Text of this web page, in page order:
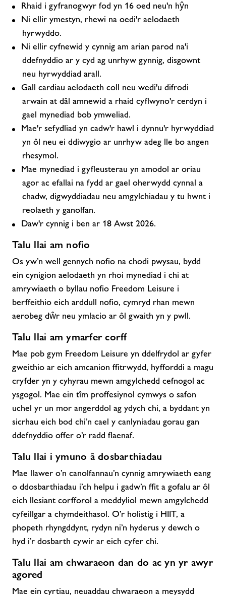
Rhaid i gyfranogwyr fod yn 16 oed neu'n hŷn
Ni ellir ymestyn, rhewi na oedi'r aelodaeth
hyrwyddo.
Ni ellir cyfnewid y cynnig am arian parod na'i
ddefnyddio ar y cyd ag unrhyw gynnig, disgownt
neu hyrwyddiad arall.
Gall cardiau aelodaeth coll neu wedi'u difrodi
arwain at dâl amnewid a rhaid cyflwyno'r cerdyn i
gael mynediad bob ymweliad.
Mae'r sefydliad yn cadw'r hawl i dynnu'r hyrwyddiad
yn ôl neu ei ddiwygio ar unrhyw adeg lle bo angen
rhesymol.
Mae mynediad i gyfleusterau yn amodol ar oriau
agor ac efallai na fydd ar gael oherwydd cynnal a
chadw, digwyddiadau neu amgylchiadau y tu hwnt i
reolaeth y ganolfan.
Daw'r cynnig i ben ar 18 Awst 2026.
Talu llai am nofio
Os yw’n well gennych nofio na chodi pwysau, bydd
ein cynigion aelodaeth yn rhoi mynediad i chi at
amrywiaeth o byllau nofio Freedom Leisure i
berffeithio eich arddull nofio, cymryd rhan mewn
aerobeg dŵr neu ymlacio ar ôl gwaith yn y pwll.
Talu llai am ymarfer corff
Mae pob gym Freedom Leisure yn ddelfrydol ar gyfer
gweithio ar eich amcanion ffitrwydd, hyfforddi a magu
cryfder yn y cyhyrau mewn amgylchedd cefnogol ac
ysgogol. Mae ein tîm proffesiynol cymwys o safon
uchel yr un mor angerddol ag ydych chi, a byddant yn
sicrhau eich bod chi’n cael y canlyniadau gorau gan
ddefnyddio offer o’r radd flaenaf.
Talu llai i ymuno â dosbarthiadau
Mae llawer o’n canolfannau’n cynnig amrywiaeth eang
o ddosbarthiadau i’ch helpu i gadw’n ffit a gofalu ar ôl
eich llesiant corfforol a meddyliol mewn amgylchedd
cyfeillgar a chymdeithasol. O’r holistig i HIIT, a
phopeth rhyngddynt, rydyn ni’n hyderus y dewch o
hyd i’r dosbarth cywir ar eich cyfer chi.
Talu llai am chwaraeon dan do ac yn yr awyr
agored
Mae ein cyrtiau, neuaddau chwaraeon a meysydd